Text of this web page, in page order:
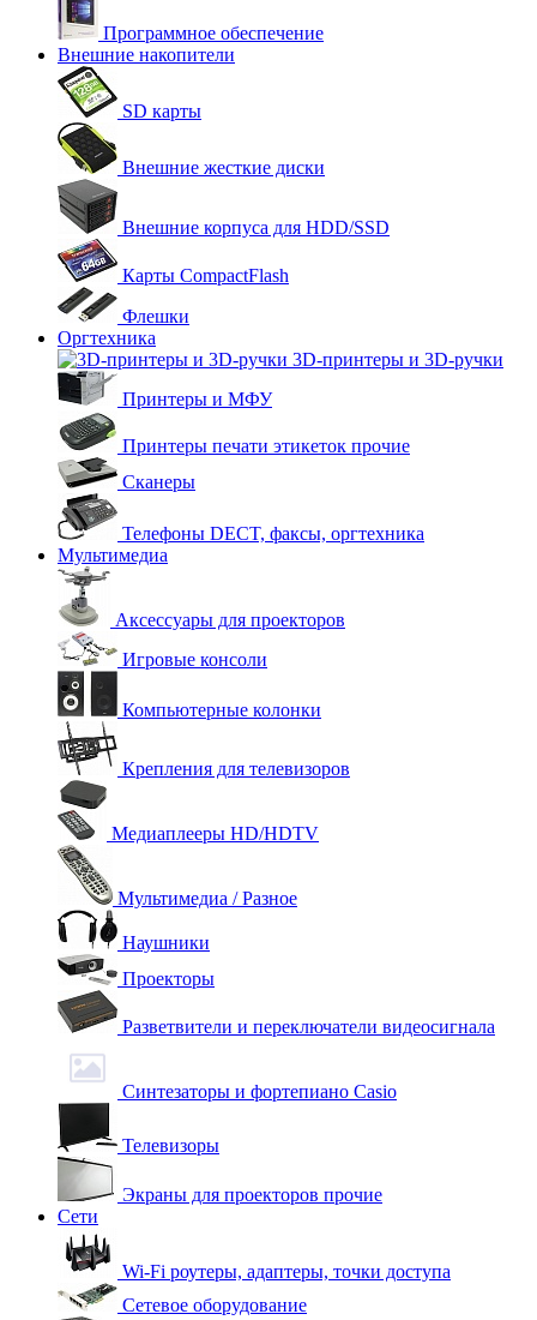
Программное обеспечение
Внешние накопители
SD карты
Внешние жесткие диски
Внешние корпуса для HDD/SSD
Карты CompactFlash
Флешки
Оргтехника
3D-принтеры и 3D-ручки
Принтеры и МФУ
Принтеры печати этикеток прочие
Сканеры
Телефоны DECT, факсы, оргтехника
Мультимедиа
Аксессуары для проекторов
Игровые консоли
Компьютерные колонки
Крепления для телевизоров
Медиаплееры HD/HDTV
Мультимедиа / Разное
Наушники
Проекторы
Разветвители и переключатели видеосигнала
Синтезаторы и фортепиано Casio
Телевизоры
Экраны для проекторов прочие
Сети
Wi-Fi роутеры, адаптеры, точки доступа
Сетевое оборудование